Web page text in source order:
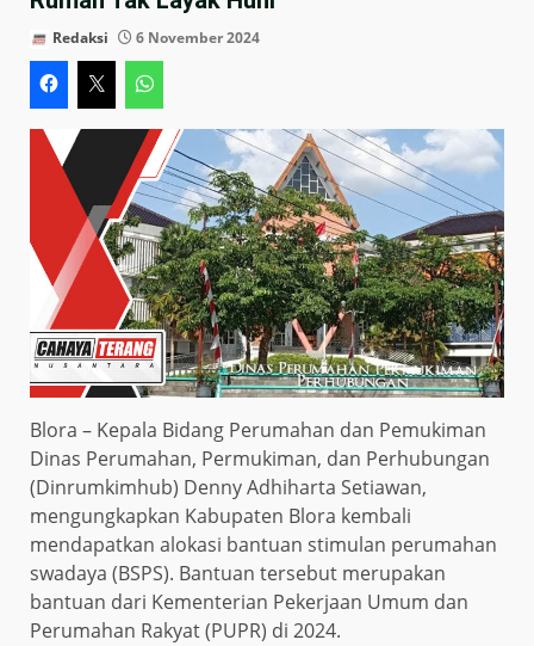
Redaksi 6 November 2024
Blora – Kepala Bidang Perumahan dan Pemukiman
Dinas Perumahan, Permukiman, dan Perhubungan
(Dinrumkimhub) Denny Adhiharta Setiawan,
mengungkapkan Kabupaten Blora kembali
mendapatkan alokasi bantuan stimulan perumahan
swadaya (BSPS). Bantuan tersebut merupakan
bantuan dari Kementerian Pekerjaan Umum dan
Perumahan Rakyat (PUPR) di 2024.